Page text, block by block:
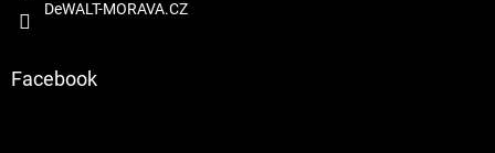
DeWALT-MORAVA.CZ
Facebook